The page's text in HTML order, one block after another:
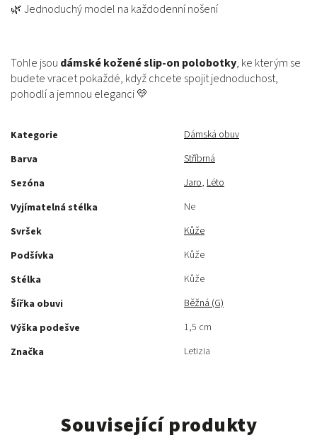
🌿 Jednoduchý model na každodenní nošení
Tohle jsou dámské kožené slip-on polobotky, ke kterým se
budete vracet pokaždé, když chcete spojit jednoduchost,
pohodlí a jemnou eleganci 💛
Kategorie
Dámská obuv
Barva
Stříbrná
Sezóna
Jaro, Léto
Vyjímatelná stélka
Ne
Svršek
Kůže
Podšívka
Kůže
Stélka
Kůže
Šířka obuvi
Běžná (G)
Výška podešve
1,5 cm
Značka
Letizia
Související produkty